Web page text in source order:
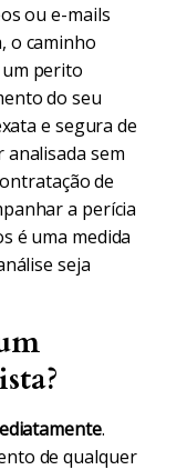
ou e-mails
o caminho
perito
do seu
e segura de
sem
de
a perícia
é uma medida
seja
.
de qualquer